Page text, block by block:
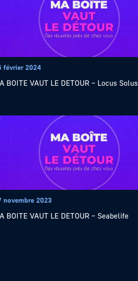
février 2024
BOITE VAUT LE DETOUR – Locus Solus
novembre 2023
BOITE VAUT LE DETOUR – Seabelife